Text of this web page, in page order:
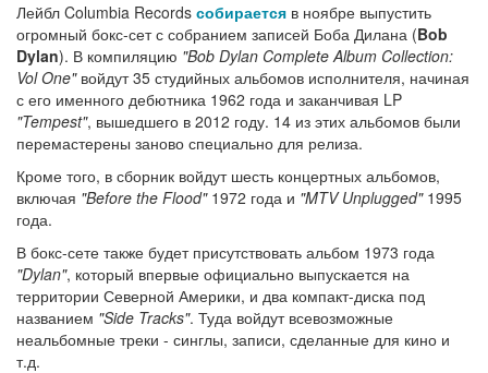
Лейбл Columbia Records собирается в ноябре выпустить
огромный бокс-сет с собранием записей Боба Дилана (Bob
Dylan). В компиляцию "Bob Dylan Complete Album Collection:
Vol One"войдут 35 студийных альбомов исполнителя, начиная
с его именного дебютника 1962 года и заканчивая LP
"Tempest", вышедшего в 2012 году. 14 из этих альбомов были
перемастерены заново специально для релиза.
Кроме того, в сборник войдут шесть концертных альбомов,
включая "Before the Flood"1972 года и "MTV Unplugged"1995
года.
В бокс-сете также будет присутствовать альбом 1973 года
"Dylan", который впервые официально выпускается на
территории Северной Америки, и два компакт-диска под
названием "Side Tracks". Туда войдут всевозможные
неальбомные треки - синглы, записи, сделанные для кино и
т.д.